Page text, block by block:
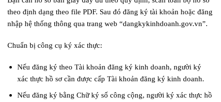
theo định dạng theo file PDF. Sau đó đăng ký tài khoản hoặc đăng
nhập hệ thống thông qua trang web “dangkykinhdoanh.gov.vn”.
Chuẩn bị công cụ ký xác thực:
Nếu đăng ký theo Tài khoản đăng ký kinh doanh, người ký
xác thực hồ sơ cần được cấp Tài khoản đăng ký kinh doanh.
Nếu đăng ký bằng Chữ ký số công cộng, người ký xác thực hồ